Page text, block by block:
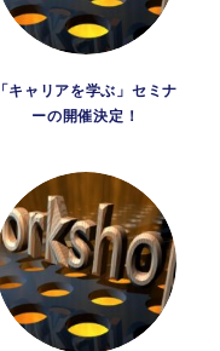
「キャリアを学ぶ」セミナ
ーの開催決定！